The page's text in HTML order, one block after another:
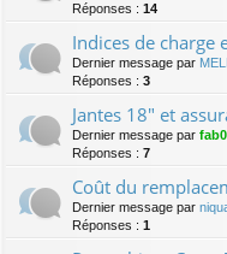
Réponses : 14
Indices de charge
Dernier message par
Réponses : 3
Jantes 18" et
Dernier message par
Réponses : 7
Coût du
Dernier message par
Réponses : 1